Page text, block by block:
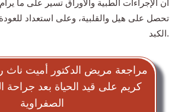
أن الإجراءات الطبية والأوراق تسير على ما
تحصل على هيل والقلبية، وعلى استعداد
الكبد.
مراجعة مريض الدكتور أميت ناث
كريم على قيد الحياة بعد جراحة
الصفراوية